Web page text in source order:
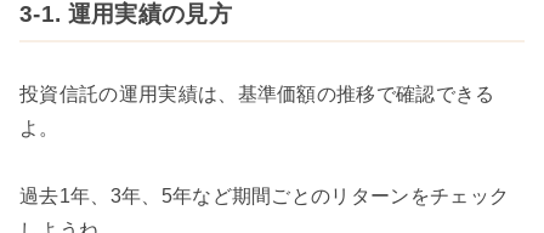
3-1. 運用実績の見方
投資信託の運用実績は、基準価額の推移で確認できる
よ。
過去1年、3年、5年など期間ごとのリターンをチェック